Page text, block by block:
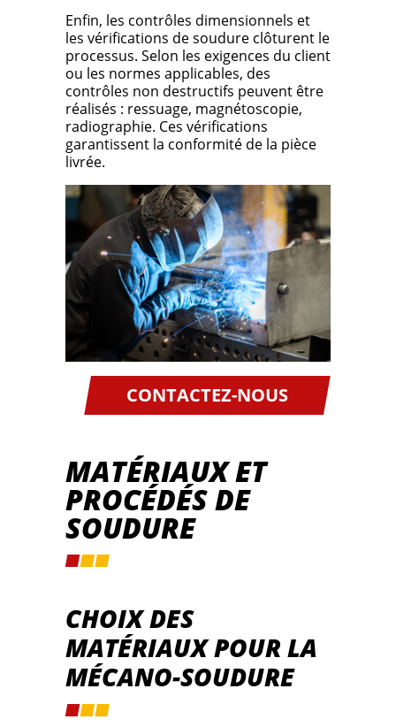
Enfin, les contrôles dimensionnels et
les vérifications de soudure clôturent le
processus. Selon les exigences du client
ou les normes applicables, des
contrôles non destructifs peuvent être
réalisés : ressuage, magnétoscopie,
radiographie. Ces vérifications
garantissent la conformité de la pièce
livrée.
CONTACTEZ-NOUS
MATÉRIAUX ET
PROCÉDÉS DE
SOUDURE
CHOIX DES
MATÉRIAUX POUR LA
MÉCANO-SOUDURE